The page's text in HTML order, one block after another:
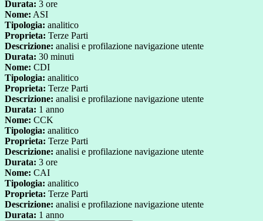
Durata: 3 ore
Nome: ASI
Tipologia: analitico
Proprieta: Terze Parti
Descrizione: analisi e profilazione navigazione utente
Durata: 30 minuti
Nome: CDI
Tipologia: analitico
Proprieta: Terze Parti
Descrizione: analisi e profilazione navigazione utente
Durata: 1 anno
Nome: CCK
Tipologia: analitico
Proprieta: Terze Parti
Descrizione: analisi e profilazione navigazione utente
Durata: 3 ore
Nome: CAI
Tipologia: analitico
Proprieta: Terze Parti
Descrizione: analisi e profilazione navigazione utente
Durata: 1 anno